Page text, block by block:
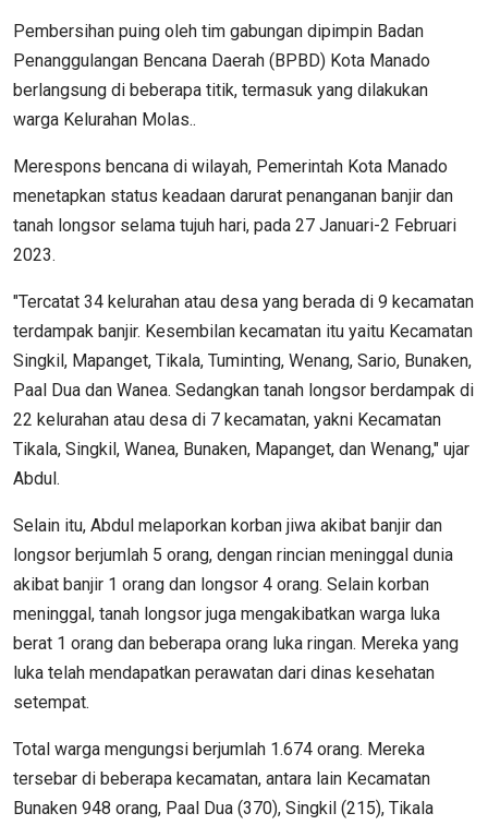
Pembersihan puing oleh tim gabungan dipimpin Badan
Penanggulangan Bencana Daerah (BPBD) Kota Manado
berlangsung di beberapa titik, termasuk yang dilakukan
warga Kelurahan Molas..
Merespons bencana di wilayah, Pemerintah Kota Manado
menetapkan status keadaan darurat penanganan banjir dan
tanah longsor selama tujuh hari, pada 27 Januari-2 Februari
2023.
"Tercatat 34 kelurahan atau desa yang berada di 9 kecamatan
terdampak banjir. Kesembilan kecamatan itu yaitu Kecamatan
Singkil, Mapanget, Tikala, Tuminting, Wenang, Sario, Bunaken,
Paal Dua dan Wanea. Sedangkan tanah longsor berdampak di
22 kelurahan atau desa di 7 kecamatan, yakni Kecamatan
Tikala, Singkil, Wanea, Bunaken, Mapanget, dan Wenang," ujar
Abdul.
Selain itu, Abdul melaporkan korban jiwa akibat banjir dan
longsor berjumlah 5 orang, dengan rincian meninggal dunia
akibat banjir 1 orang dan longsor 4 orang. Selain korban
meninggal, tanah longsor juga mengakibatkan warga luka
berat 1 orang dan beberapa orang luka ringan. Mereka yang
luka telah mendapatkan perawatan dari dinas kesehatan
setempat.
Total warga mengungsi berjumlah 1.674 orang. Mereka
tersebar di beberapa kecamatan, antara lain Kecamatan
Bunaken 948 orang, Paal Dua (370), Singkil (215), Tikala